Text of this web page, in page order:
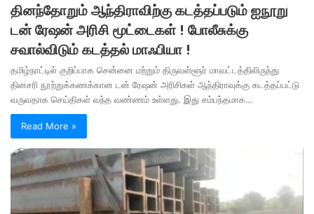
தினந்தோறும் ஆந்திராவிற்கு கடத்தப்படும் ஐநூறு
டன் ரேஷன் அரிசி மூட்டைகள் ! போலீசுக்கு
சவால்விடும் கடத்தல் மாஃபியா !
தமிழ்நாட்டில் குறிப்பாக சென்னை மற்றும் திருவள்ளூர் மாவட்டத்திலிருந்து
தினசரி நூற்றுக்கணக்கான டன் ரேஷன் அரிசிகள் ஆந்திராவுக்கு கடத்தப்பட்டு
வருவதாக செய்திகள் வந்த வண்ணம் உள்ளது. இது சம்பந்தமாக…
Read More »